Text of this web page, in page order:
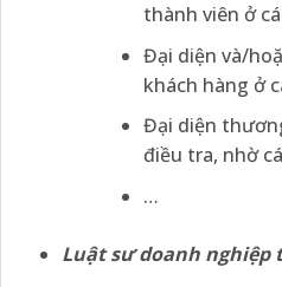
thành viên ở
Đại diện và/
khách hàng ở
Đại diện
điều tra, nhờ
…
Luật sư doanh nghiệp